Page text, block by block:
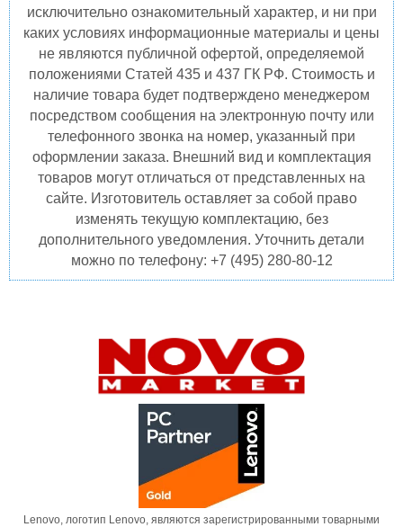
исключительно ознакомительный характер, и ни при
каких условиях информационные материалы и цены
не являются публичной офертой, определяемой
положениями Статей 435 и 437 ГК РФ. Стоимость и
наличие товара будет подтверждено менеджером
посредством сообщения на электронную почту или
телефонного звонка на номер, указанный при
оформлении заказа. Внешний вид и комплектация
товаров могут отличаться от представленных на
сайте. Изготовитель оставляет за собой право
изменять текущую комплектацию, без
дополнительного уведомления. Уточнить детали
можно по телефону: +7 (495) 280-80-12
Lenovo, логотип Lenovo, являются зарегистрированными товарными